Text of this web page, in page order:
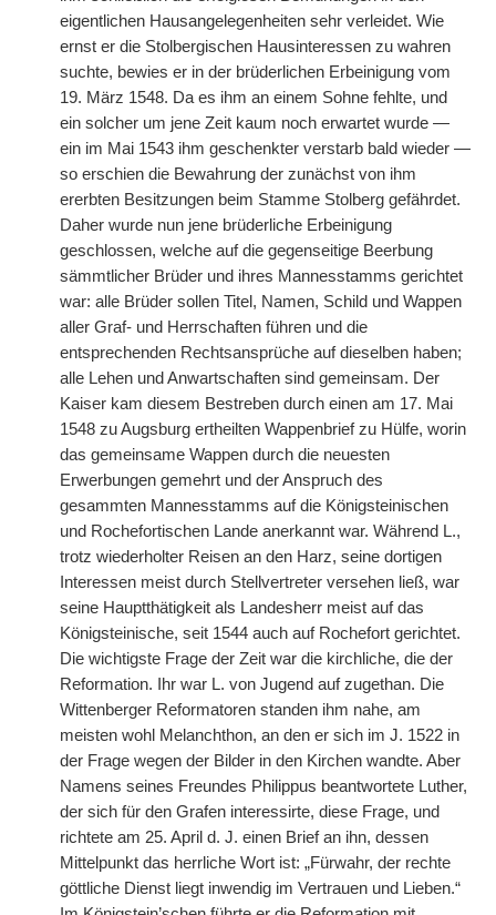
eigentlichen Hausangelegenheiten sehr verleidet. Wie
ernst er die Stolbergischen Hausinteressen zu wahren
suchte, bewies er in der brüderlichen Erbeinigung vom
19. März 1548. Da es ihm an einem Sohne fehlte, und
ein solcher um jene Zeit kaum noch erwartet wurde —
ein im Mai 1543 ihm geschenkter verstarb bald wieder —
so erschien die Bewahrung der zunächst von ihm
ererbten Besitzungen beim Stamme Stolberg gefährdet.
Daher wurde nun jene brüderliche Erbeinigung
geschlossen, welche auf die gegenseitige Beerbung
sämmtlicher Brüder und ihres Mannesstamms gerichtet
war: alle Brüder sollen Titel, Namen, Schild und Wappen
aller Graf- und Herrschaften führen und die
entsprechenden Rechtsansprüche auf dieselben haben;
alle Lehen und Anwartschaften sind gemeinsam. Der
Kaiser kam diesem Bestreben durch einen am 17. Mai
1548 zu Augsburg ertheilten Wappenbrief zu Hülfe, worin
das gemeinsame Wappen durch die neuesten
Erwerbungen gemehrt und der Anspruch des
gesammten Mannesstamms auf die Königsteinischen
und Rochefortischen Lande anerkannt war. Während L.,
trotz wiederholter Reisen an den Harz, seine dortigen
Interessen meist durch Stellvertreter versehen ließ, war
seine Hauptthätigkeit als Landesherr meist auf das
Königsteinische, seit 1544 auch auf Rochefort gerichtet.
Die wichtigste Frage der Zeit war die kirchliche, die der
Reformation. Ihr war L. von Jugend auf zugethan. Die
Wittenberger Reformatoren standen ihm nahe, am
meisten wohl Melanchthon, an den er sich im J. 1522 in
der Frage wegen der Bilder in den Kirchen wandte. Aber
Namens seines Freundes Philippus beantwortete Luther,
der sich für den Grafen interessirte, diese Frage, und
richtete am 25. April d. J. einen Brief an ihn, dessen
Mittelpunkt das herrliche Wort ist: „Fürwahr, der rechte
göttliche Dienst liegt inwendig im Vertrauen und Lieben.“